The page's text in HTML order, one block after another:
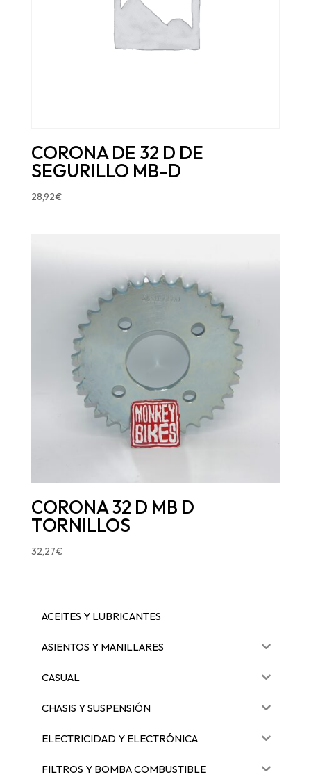
CORONA DE 32 D DE
SEGURILLO MB-D
28,92€
CORONA 32 D MB D
TORNILLOS
32,27€
ACEITES Y LUBRICANTES
ASIENTOS Y MANILLARES
CASUAL
CHASIS Y SUSPENSIÓN
ELECTRICIDAD Y ELECTRÓNICA
FILTROS Y BOMBA COMBUSTIBLE